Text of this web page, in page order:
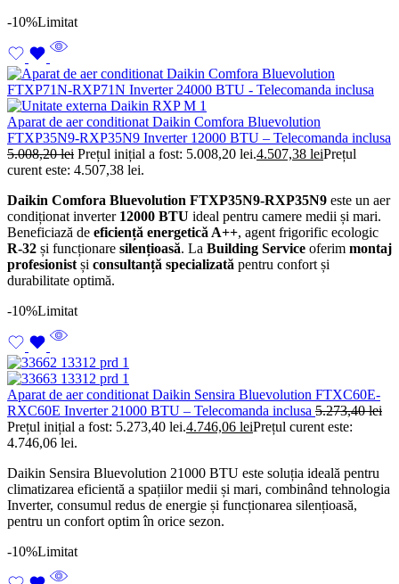
-10%Limitat
Aparat de aer conditionat Daikin Comfora Bluevolution
FTXP35N9-RXP35N9 Inverter 12000 BTU – Telecomanda inclusa
5.008,20lei Prețul inițial a fost: 5.008,20 lei.4.507,38 leiPrețul
curent este: 4.507,38 lei.
Daikin Comfora Bluevolution FTXP35N9-RXP35N9 este un aer
condiționat inverter 12000 BTU ideal pentru camere medii și mari.
Beneficiază de eficiență energetică A++, agent frigorific ecologic
R-32 și funcționare silențioasă. La Building Service oferim montaj
profesionist și consultanță specializată pentru confort și
durabilitate optimă.
-10%Limitat
Aparat de aer conditionat Daikin Sensira Bluevolution FTXC60E-
RXC60E Inverter 21000 BTU – Telecomanda inclusa 5.273,40lei
Prețul inițial a fost: 5.273,40 lei.4.746,06 leiPrețul curent este:
4.746,06 lei.
Daikin Sensira Bluevolution 21000 BTU este soluția ideală pentru
climatizarea eficientă a spațiilor medii și mari, combinând tehnologia
Inverter, consumul redus de energie și funcționarea silențioasă,
pentru un confort optim în orice sezon.
-10%Limitat